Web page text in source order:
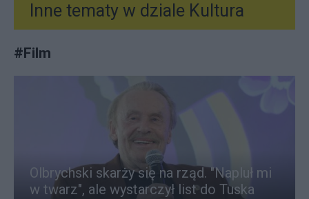
Inne tematy w dziale Kultura
#Film
Olbrychski skarży się na rząd. "Napluł mi
w twarz", ale wystarczył list do Tuska